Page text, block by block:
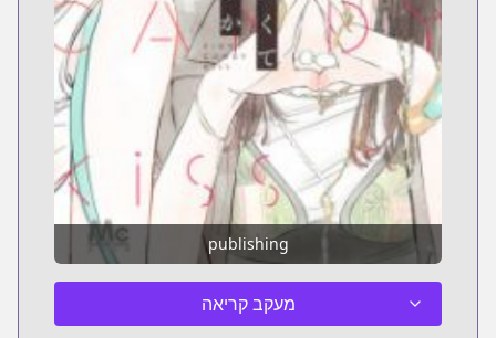
publishing
מעקב קריאה